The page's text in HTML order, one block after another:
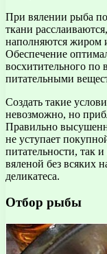
При вялении рыба
ткани
наполняются жиром
Обеспечение
восхитительного по
питательными
Создать такие
невозможно, но
Правильно
не уступает
питательности, так
вяленой без всяких
деликатеса.
Отбор рыбы